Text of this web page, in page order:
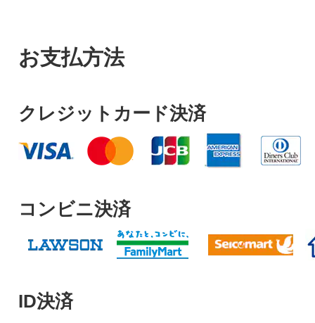
お支払方法
クレジットカード決済
コンビニ決済
ID決済